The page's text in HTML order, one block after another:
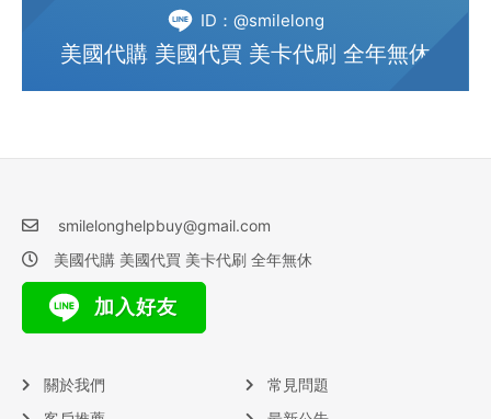
ID：@smilelong
美國代購 美國代買 美卡代刷 全年無休
smilelonghelpbuy@gmail.com
美國代購 美國代買 美卡代刷 全年無休
加入好友
關於我們
常見問題